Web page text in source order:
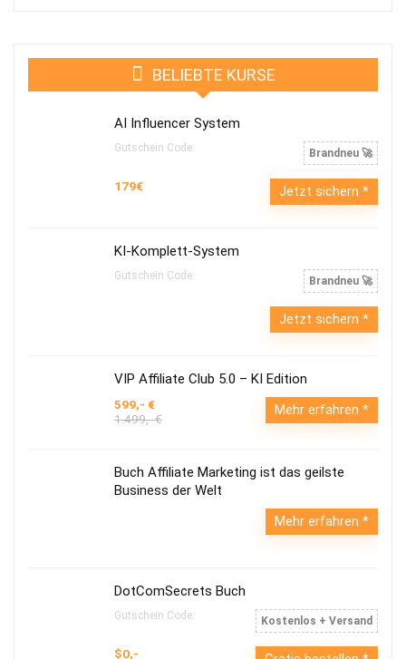
BELIEBTE KURSE
AI Influencer System
Gutschein Code: Brandneu 🚀
179€ Jetzt sichern
KI-Komplett-System
Gutschein Code: Brandneu 🚀
Jetzt sichern
VIP Affiliate Club 5.0 – KI Edition
599,- €
1.499,- €
Mehr erfahren
Buch Affiliate Marketing ist das geilste
Business der Welt
Mehr erfahren
DotComSecrets Buch
Gutschein Code: Kostenlos + Versand
$0,-